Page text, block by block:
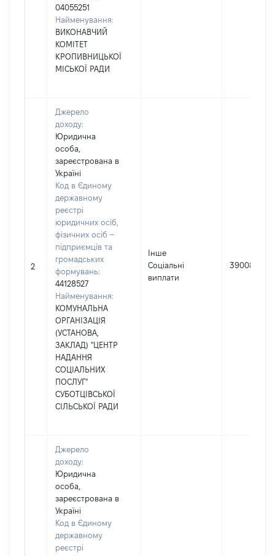
04055251
Найменування:
ВИКОНАВЧИЙ
КОМІТЕТ
КРОПИВНИЦЬКОЇ
МІСЬКОЇ РАДИ
2
Джерело
доходу:
Юридична
особа,
зареєстрована в
Україні
Код в Єдиному
державному
реєстрі
юридичних осіб,
фізичних осіб –
підприємців та
громадських
формувань:
44128527
Найменування:
КОМУНАЛЬНА
ОРГАНІЗАЦІЯ
(УСТАНОВА,
ЗАКЛАД) "ЦЕНТР
НАДАННЯ
СОЦІАЛЬНИХ
ПОСЛУГ"
СУБОТЦІВСЬКОЇ
СІЛЬСЬКОЇ РАДИ
Інше
Соціальні
виплати
39008
Джерело
доходу:
Юридична
особа,
зареєстрована в
Україні
Код в Єдиному
державному
реєстрі